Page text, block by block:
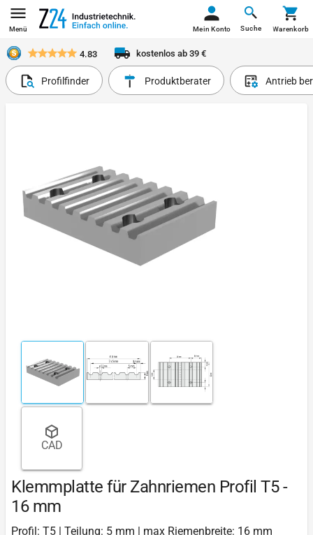
Menü Suche
Mein Konto Warenkorb
4.83 kostenlos ab 39 €
Profilfinder Produktberater Antrieb
CAD
Klemmplatte für Zahnriemen Profil T5 -
16 mm
Profil: T5 | Teilung: 5 mm | max Riemenbreite: 16 mm